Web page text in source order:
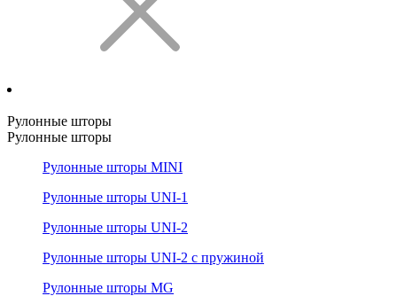
Рулонные шторы
Рулонные шторы
Рулонные шторы MINI
Рулонные шторы UNI-1
Рулонные шторы UNI-2
Рулонные шторы UNI-2 с пружиной
Рулонные шторы MG